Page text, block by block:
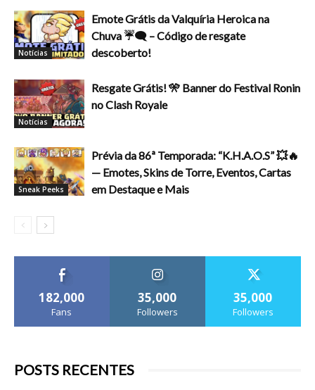
Notícias
Emote Grátis da Valquíria Heroica na
Chuva ☔🗨️ – Código de resgate
descoberto!
Notícias
Resgate Grátis! 🎌 Banner do Festival Ronin
no Clash Royale
Sneak Peeks
Prévia da 86ª Temporada: “K.H.A.O.S” 💥🔥
— Emotes, Skins de Torre, Eventos, Cartas
em Destaque e Mais
182,000
Fans
35,000
Followers
35,000
Followers
POSTS RECENTES